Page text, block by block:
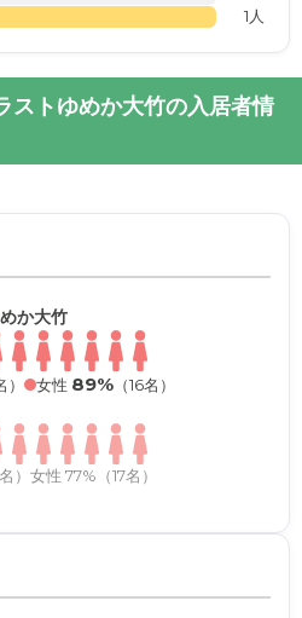
1人
ストゆめか大竹の入居者情
か大竹
） 女性 89% （16名）
） 女性 77%（17名）